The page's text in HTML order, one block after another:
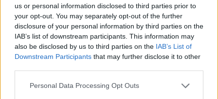
us or personal information disclosed to third parties prior to
your opt-out. You may separately opt-out of the further
disclosure of your personal information by third parties on the
IAB’s list of downstream participants. This information may
also be disclosed by us to third parties on the IAB’s List of
Downstream Participants that may further disclose it to other
Please note that this website/app uses one or more Google
Personal Data Processing Opt Outs
Gellérfi Gergő